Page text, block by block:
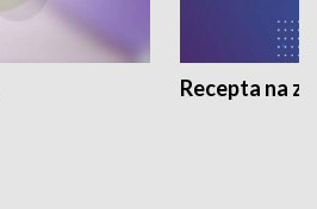
Recepta na